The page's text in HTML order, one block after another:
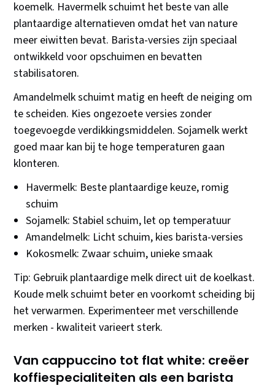
koemelk. Havermelk schuimt het beste van alle
plantaardige alternatieven omdat het van nature
meer eiwitten bevat. Barista-versies zijn speciaal
ontwikkeld voor opschuimen en bevatten
stabilisatoren.
Amandelmelk schuimt matig en heeft de neiging om
te scheiden. Kies ongezoete versies zonder
toegevoegde verdikkingsmiddelen. Sojamelk werkt
goed maar kan bij te hoge temperaturen gaan
klonteren.
Havermelk: Beste plantaardige keuze, romig
schuim
Sojamelk: Stabiel schuim, let op temperatuur
Amandelmelk: Licht schuim, kies barista-versies
Kokosmelk: Zwaar schuim, unieke smaak
Tip: Gebruik plantaardige melk direct uit de koelkast.
Koude melk schuimt beter en voorkomt scheiding bij
het verwarmen. Experimenteer met verschillende
merken - kwaliteit varieert sterk.
Van cappuccino tot flat white: creëer
koffiespecialiteiten als een barista